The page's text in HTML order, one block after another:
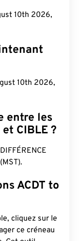
10th 2026,
10th 2026,
entre les
CIBLE ?
ACDT to
cliquez sur le
ce créneau